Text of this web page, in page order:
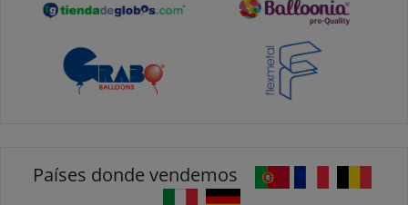
Países donde vendemos